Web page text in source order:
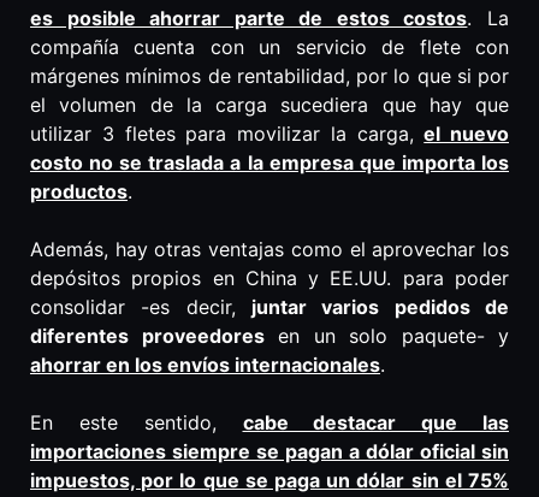
es posible ahorrar parte de estos costos. La
compañía cuenta con un servicio de flete con
márgenes mínimos de rentabilidad, por lo que si por
el volumen de la carga sucediera que hay que
utilizar 3 fletes para movilizar la carga,el nuevo
costo no se traslada a la empresa que importa los
productos.
Además, hay otras ventajas como el aprovechar los
depósitos propios en China y EE.UU. para poder
consolidar -es decir, juntar varios pedidos de
diferentes proveedoresen un solo paquete- y
ahorrar en los envíos internacionales.
En este sentido, cabe destacar que las
importaciones siempre se pagan a dólar oficial sin
impuestos, por lo que se paga un dólar sin el 75%